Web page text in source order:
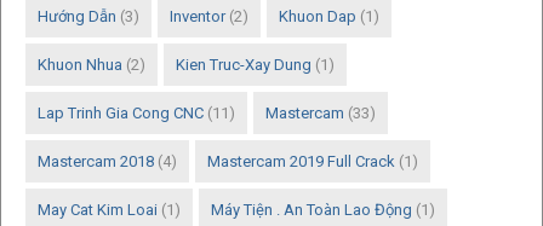
Hướng Dẫn (3) Inventor (2) Khuon Dap (1)
Khuon Nhua (2) Kien Truc-Xay Dung (1)
Lap Trinh Gia Cong CNC (11) Mastercam (33)
Mastercam 2018 (4) Mastercam 2019 Full Crack (1)
May Cat Kim Loai (1) Máy Tiện . An Toàn Lao Động (1)